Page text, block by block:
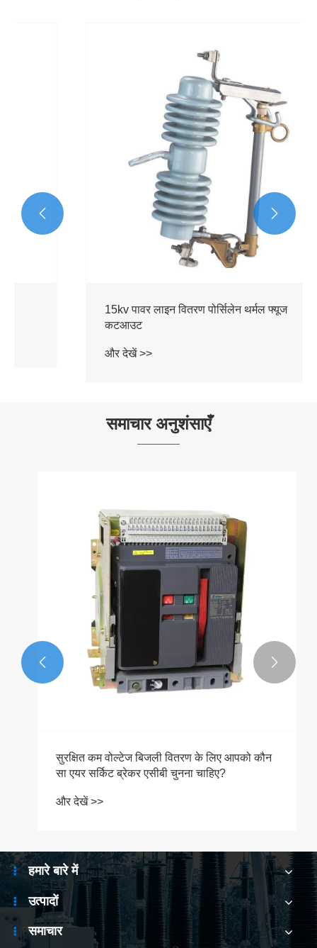
15kv पावर लाइन वितरण पोर्सिलेन थर्मल फ्यूज
 
समाचार अनुशंसाएँ
सुरक्षित कम वोल्टेज बिजली वितरण के लिए आपको कौन
सा एयर सर्किट ब्रेकर एसीबी चुनना चाहिए?
और देखें >>
 
हमारे बारे में
उत्पादों
समाचार